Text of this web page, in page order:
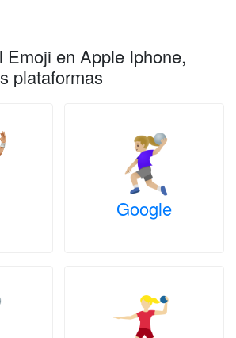
Emoji en Apple Iphone,
plataformas
Google